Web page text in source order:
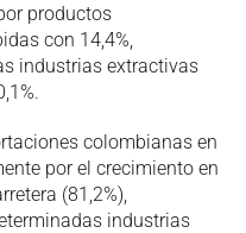
productos
con 14,4%,
industrias extractivas
colombianas en
por el crecimiento en
(81,2%),
industrias